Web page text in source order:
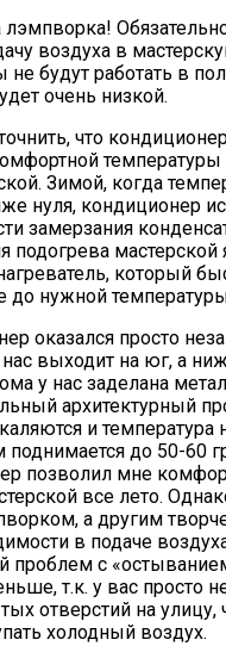
воздуха в
будут работать в
очень низкой.
что
температуры
Зимой, когда
нуля, кондиционер
замерзания
подогрева мастерской
который
до нужной
оказался просто
выходит на юг, а
у нас заделана
архитектурный
и температура
до 50-60
позволил мне
все лето.
а другим
в подаче
проблем с
т.к. у вас просто
отверстий на улицу,
холодный воздух.